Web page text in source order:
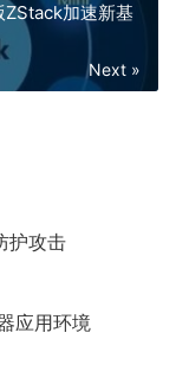
ZStack加速新基
Next »
护攻击
应用环境